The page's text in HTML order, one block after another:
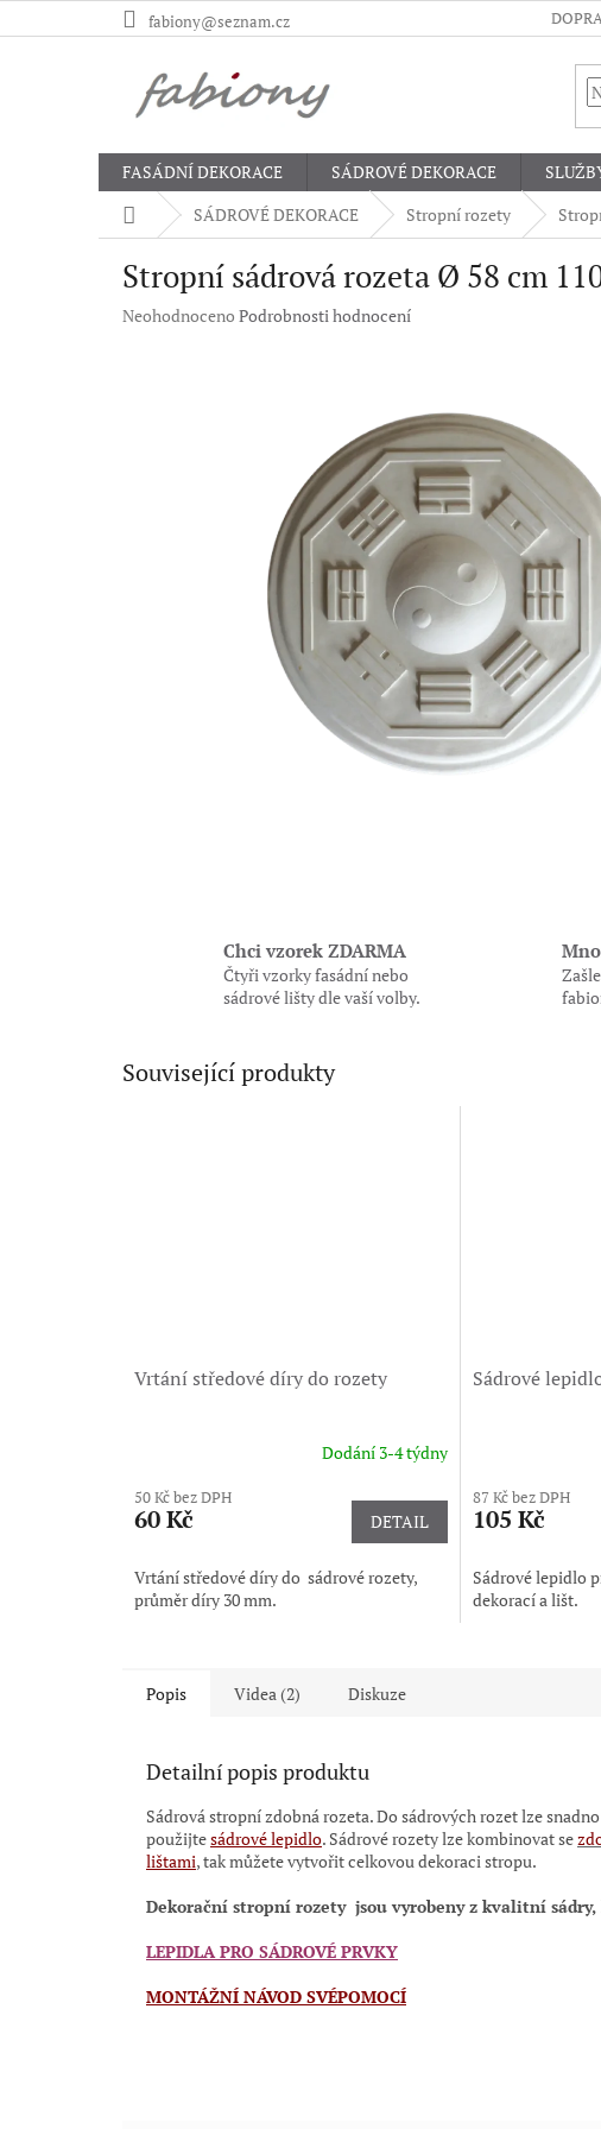
na
fabiony@seznam.cz
FASÁDNÍ DEKORACE SÁDROVÉ DEKORACE
Domů SÁDROVÉ DEKORACE Stropní rozety
Stropní sádrová rozeta Ø 58 cm
Průměrné
Neohodnoceno Podrobnosti hodnocení
Chci vzorek ZDARMA
Čtyři vzorky fasádní nebo
sádrové lišty dle vaší volby.
Související produkty
Vrtání středové díry do rozety
Dodání 3-4 týdny
50 Kč bez DPH
60 Kč DETAIL
Vrtání středové díry do sádrové rozety,
průměr díry 30 mm.
Sádrové
87 Kč bez DPH
105 Kč
Sádrové lepidlo
dekorací a lišt.
Popis Videa (2) Diskuze
Detailní popis produktu
Sádrová stropní zdobná rozeta. Do sádrových rozet lze
použijtesádrové lepidlo. Sádrové rozety lze kombinovat se
lištami, tak můžete vytvořit celkovou dekoraci stropu.
Dekorační stropní rozety jsou vyrobeny z kvalitní
LEPIDLA PRO SÁDROVÉ PRVKY
MONTÁŽNÍ NÁVOD SVÉPOMOCÍ